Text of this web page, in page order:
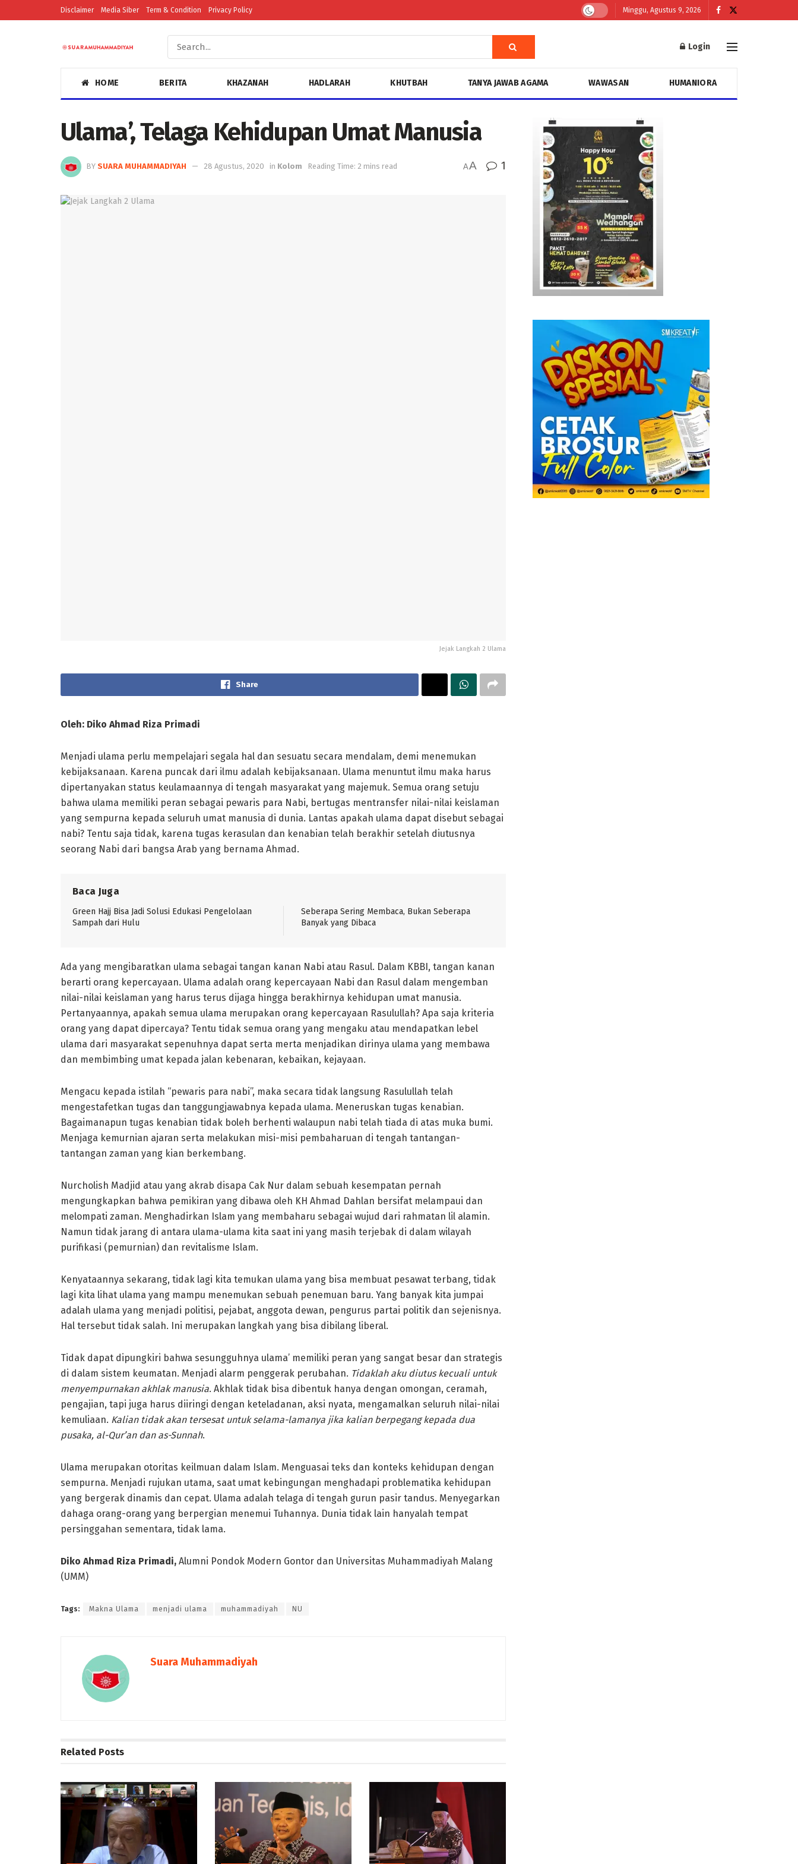
Disclaimer Media Siber Term & Condition Privacy Policy Minggu, Agustus 9, 2026
Login
HOME BERITA KHAZANAH HADLARAH KHUTBAH TANYA JAWAB AGAMA WAWASAN HUMANIORA
Ulama’, Telaga Kehidupan Umat Manusia
BY SUARA MUHAMMADIYAH 28 Agustus, 2020 in Kolom Reading Time: 2 mins read AA 1
Jejak Langkah 2 Ulama
Share
Oleh: Diko Ahmad Riza Primadi
Menjadi ulama perlu mempelajari segala hal dan sesuatu secara mendalam, demi menemukan
kebijaksanaan. Karena puncak dari ilmu adalah kebijaksanaan. Ulama menuntut ilmu maka harus
dipertanyakan status keulamaannya di tengah masyarakat yang majemuk. Semua orang setuju
bahwa ulama memiliki peran sebagai pewaris para Nabi, bertugas mentransfer nilai-nilai keislaman
yang sempurna kepada seluruh umat manusia di dunia. Lantas apakah ulama dapat disebut sebagai
nabi? Tentu saja tidak, karena tugas kerasulan dan kenabian telah berakhir setelah diutusnya
seorang Nabi dari bangsa Arab yang bernama Ahmad.
Baca Juga
Green Hajj Bisa Jadi Solusi Edukasi Pengelolaan
Sampah dari Hulu
Seberapa Sering Membaca, Bukan Seberapa
Banyak yang Dibaca
Ada yang mengibaratkan ulama sebagai tangan kanan Nabi atau Rasul. Dalam KBBI, tangan kanan
berarti orang kepercayaan. Ulama adalah orang kepercayaan Nabi dan Rasul dalam mengemban
nilai-nilai keislaman yang harus terus dijaga hingga berakhirnya kehidupan umat manusia.
Pertanyaannya, apakah semua ulama merupakan orang kepercayaan Rasulullah? Apa saja kriteria
orang yang dapat dipercaya? Tentu tidak semua orang yang mengaku atau mendapatkan lebel
ulama dari masyarakat sepenuhnya dapat serta merta menjadikan dirinya ulama yang membawa
dan membimbing umat kepada jalan kebenaran, kebaikan, kejayaan.
Mengacu kepada istilah “pewaris para nabi”, maka secara tidak langsung Rasulullah telah
mengestafetkan tugas dan tanggungjawabnya kepada ulama. Meneruskan tugas kenabian.
Bagaimanapun tugas kenabian tidak boleh berhenti walaupun nabi telah tiada di atas muka bumi.
Menjaga kemurnian ajaran serta melakukan misi-misi pembaharuan di tengah tantangan-
tantangan zaman yang kian berkembang.
Nurcholish Madjid atau yang akrab disapa Cak Nur dalam sebuah kesempatan pernah
mengungkapkan bahwa pemikiran yang dibawa oleh KH Ahmad Dahlan bersifat melampaui dan
melompati zaman. Menghadirkan Islam yang membaharu sebagai wujud dari rahmatan lil alamin.
Namun tidak jarang di antara ulama-ulama kita saat ini yang masih terjebak di dalam wilayah
purifikasi (pemurnian) dan revitalisme Islam.
Kenyataannya sekarang, tidak lagi kita temukan ulama yang bisa membuat pesawat terbang, tidak
lagi kita lihat ulama yang mampu menemukan sebuah penemuan baru. Yang banyak kita jumpai
adalah ulama yang menjadi politisi, pejabat, anggota dewan, pengurus partai politik dan sejenisnya.
Hal tersebut tidak salah. Ini merupakan langkah yang bisa dibilang liberal.
Tidak dapat dipungkiri bahwa sesungguhnya ulama’ memiliki peran yang sangat besar dan strategis
di dalam sistem keumatan. Menjadi alarm penggerak perubahan. Tidaklah aku diutus kecuali untuk
menyempurnakan akhlak manusia. Akhlak tidak bisa dibentuk hanya dengan omongan, ceramah,
pengajian, tapi juga harus diiringi dengan keteladanan, aksi nyata, mengamalkan seluruh nilai-nilai
kemuliaan. Kalian tidak akan tersesat untuk selama-lamanya jika kalian berpegang kepada dua
pusaka, al-Qur’an dan as-Sunnah.
Ulama merupakan otoritas keilmuan dalam Islam. Menguasai teks dan konteks kehidupan dengan
sempurna. Menjadi rujukan utama, saat umat kebingungan menghadapi problematika kehidupan
yang bergerak dinamis dan cepat. Ulama adalah telaga di tengah gurun pasir tandus. Menyegarkan
dahaga orang-orang yang berpergian menemui Tuhannya. Dunia tidak lain hanyalah tempat
persinggahan sementara, tidak lama.
Diko Ahmad Riza Primadi, Alumni Pondok Modern Gontor dan Universitas Muhammadiyah Malang
(UMM)
Tags: Makna Ulama menjadi ulama muhammadiyah NU
Suara Muhammadiyah
Related Posts